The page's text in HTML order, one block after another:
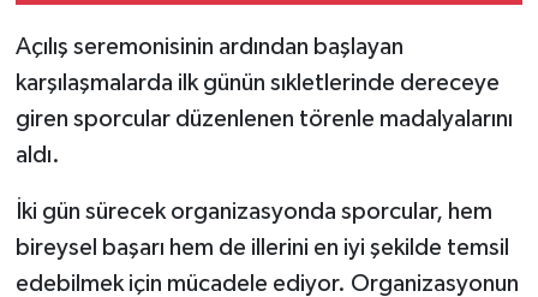
Açılış seremonisinin ardından başlayan
karşılaşmalarda ilk günün sıkletlerinde dereceye
giren sporcular düzenlenen törenle madalyalarını
aldı.
İki gün sürecek organizasyonda sporcular, hem
bireysel başarı hem de illerini en iyi şekilde temsil
edebilmek için mücadele ediyor. Organizasyonun